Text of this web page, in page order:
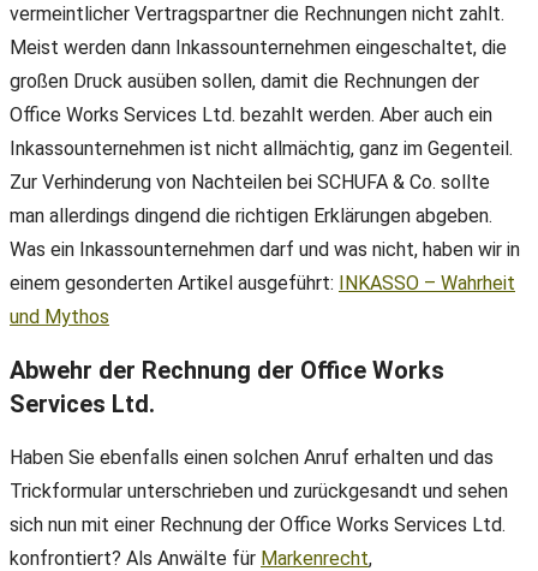
vermeintlicher Vertragspartner die Rechnungen nicht zahlt.
Meist werden dann Inkassounternehmen eingeschaltet, die
großen Druck ausüben sollen, damit die Rechnungen der
Office Works Services Ltd. bezahlt werden. Aber auch ein
Inkassounternehmen ist nicht allmächtig, ganz im Gegenteil.
Zur Verhinderung von Nachteilen bei SCHUFA & Co. sollte
man allerdings dingend die richtigen Erklärungen abgeben.
Was ein Inkassounternehmen darf und was nicht, haben wir in
einem gesonderten Artikel ausgeführt: INKASSO – Wahrheit
und Mythos
Abwehr der Rechnung der Office Works
Services Ltd.
Haben Sie ebenfalls einen solchen Anruf erhalten und das
Trickformular unterschrieben und zurückgesandt und sehen
sich nun mit einer Rechnung der Office Works Services Ltd.
konfrontiert? Als Anwälte für Markenrecht,